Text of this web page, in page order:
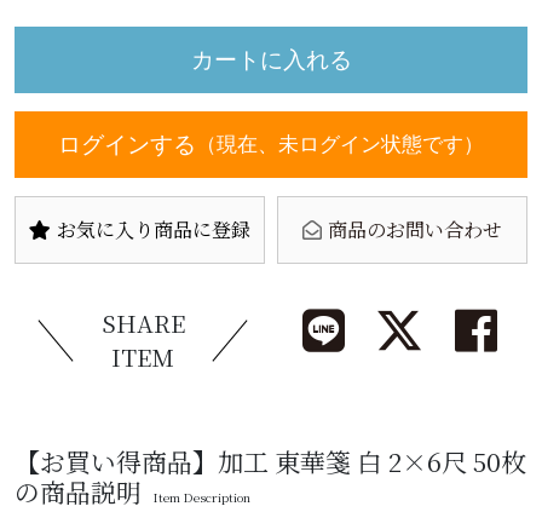
ログインする （現在、未ログイン状態です）
お気に入り商品に登録 商品のお問い合わせ
SHARE
ITEM
【お買い得商品】加工 東華箋 白 2×6尺 50枚
の商品説明
Item Description